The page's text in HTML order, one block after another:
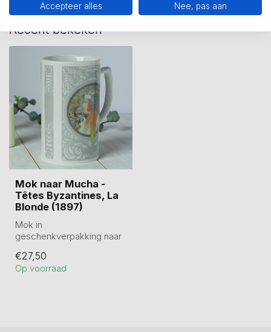
Recent bekeken
Mok naar Mucha -
Têtes Byzantines, La
Blonde (1897)
Mok in
geschenkverpakking naar
cm doorsnede.
€27,50
Op voorraad
Accepteer alles Nee, pas aan